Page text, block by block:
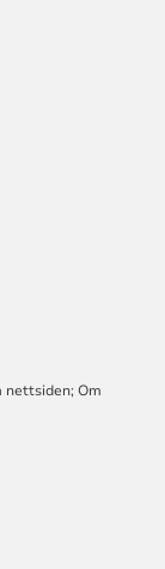
nettsiden; Om